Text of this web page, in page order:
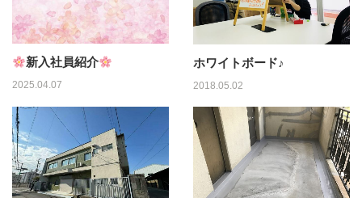
新入社員紹介
2025.04.07
ホワイトボード♪
2018.05.02